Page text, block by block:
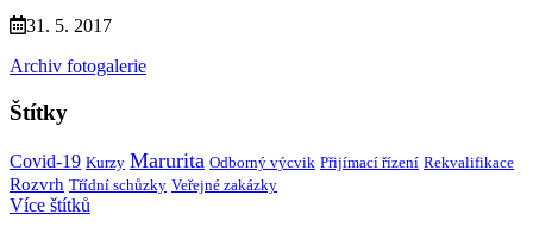
31. 5. 2017
Archiv fotogalerie
Štítky
Covid-19 Kurzy Marurita Odborný výcvik Přijímací řízení Rekvalifikace
Rozvrh Třídní schůzky Veřejné zakázky
Více štítků